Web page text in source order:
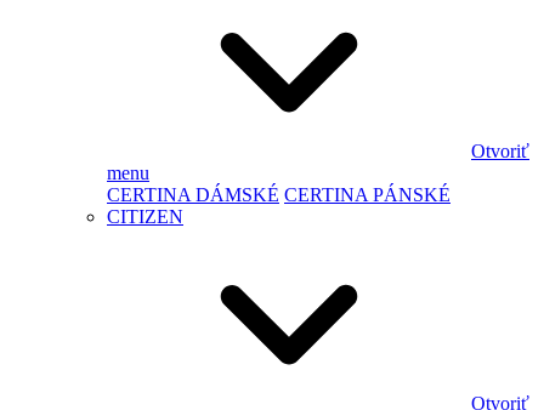
Otvoriť
menu
CERTINA DÁMSKÉ CERTINA PÁNSKÉ
CITIZEN
Otvoriť